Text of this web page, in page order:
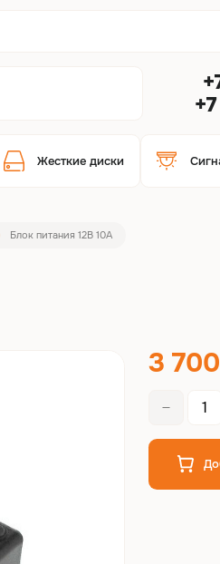
Жесткие диски
Блок питания 12В 10A
3 700